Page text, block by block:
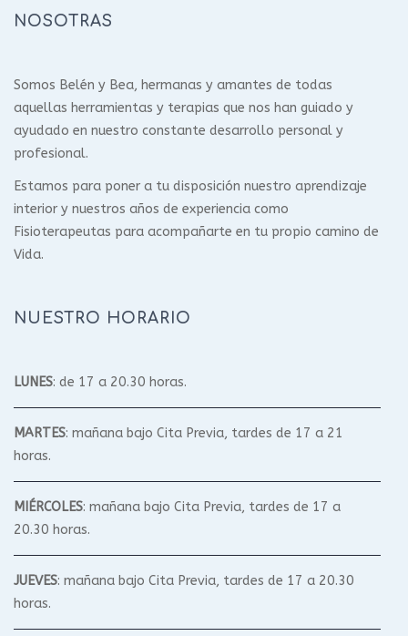
NOSOTRAS
Somos Belén y Bea, hermanas y amantes de todas
aquellas herramientas y terapias que nos han guiado y
ayudado en nuestro constante desarrollo personal y
profesional.
Estamos para poner a tu disposición nuestro aprendizaje
interior y nuestros años de experiencia como
Fisioterapeutas para acompañarte en tu propio camino de
Vida.
NUESTRO HORARIO
LUNES: de 17 a 20.30 horas.
MARTES: mañana bajo Cita Previa, tardes de 17 a 21
horas.
MIÉRCOLES: mañana bajo Cita Previa, tardes de 17 a
20.30 horas.
JUEVES: mañana bajo Cita Previa, tardes de 17 a 20.30
horas.